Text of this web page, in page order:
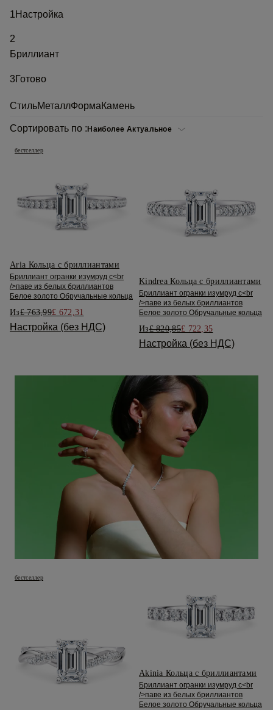
1Настройка
2
Бриллиант
3Готово
СтильМеталлФормаКамень
Сортировать по :
бестселлер
Aria Кольца с бриллиантами
Бриллиант огранки изумруд с<br
/>паве из белых бриллиантов
Белое золото Обручальные кольца
Из£ 763,99£ 672,31
Настройка (без НДС)
Kindrea Кольца с бриллиантами
Бриллиант огранки изумруд с<br
/>паве из белых бриллиантов
Белое золото Обручальные кольца
Из£ 820,85£ 722,35
Настройка (без НДС)
бестселлер
Akinia Кольца с бриллиантами
Бриллиант огранки изумруд с<br
/>паве из белых бриллиантов
Белое золото Обручальные кольца